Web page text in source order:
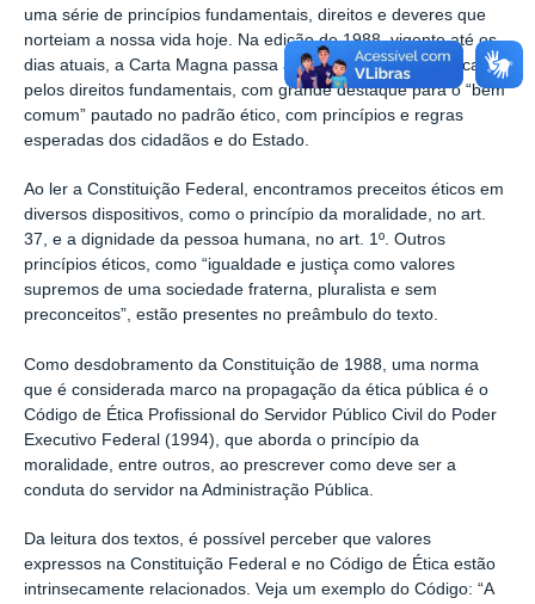
uma série de princípios fundamentais, direitos e deveres que
norteiam a nossa vida hoje. Na edição de 1988, vigente até os
dias atuais, a Carta Magna passa a ter uma narrativa marcada
pelos direitos fundamentais, com grande destaque para o “bem
comum” pautado no padrão ético, com princípios e regras
esperadas dos cidadãos e do Estado.
Ao ler a Constituição Federal, encontramos preceitos éticos em
diversos dispositivos, como o princípio da moralidade, no art.
37, e a dignidade da pessoa humana, no art. 1º. Outros
princípios éticos, como “igualdade e justiça como valores
supremos de uma sociedade fraterna, pluralista e sem
preconceitos”, estão presentes no preâmbulo do texto.
Como desdobramento da Constituição de 1988, uma norma
que é considerada marco na propagação da ética pública é o
Código de Ética Profissional do Servidor Público Civil do Poder
Executivo Federal (1994), que aborda o princípio da
moralidade, entre outros, ao prescrever como deve ser a
conduta do servidor na Administração Pública.
Da leitura dos textos, é possível perceber que valores
expressos na Constituição Federal e no Código de Ética estão
intrinsecamente relacionados. Veja um exemplo do Código: “A